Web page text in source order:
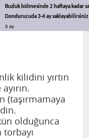
Buzluk bölmesinde 2 haftaya kadar
Dondurucuda 3-4 ay saklayabilirsiniz
6 ay
kilidini yırtın
(taşırmamaya
olduğunca